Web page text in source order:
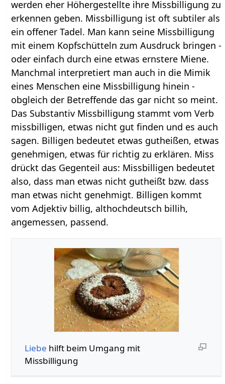
werden eher Höhergestellte ihre Missbilligung zu
erkennen geben. Missbilligung ist oft subtiler als
ein offener Tadel. Man kann seine Missbilligung
mit einem Kopfschütteln zum Ausdruck bringen -
oder einfach durch eine etwas ernstere Miene.
Manchmal interpretiert man auch in die Mimik
eines Menschen eine Missbilligung hinein -
obgleich der Betreffende das gar nicht so meint.
Das Substantiv Missbilligung stammt vom Verb
missbilligen, etwas nicht gut finden und es auch
sagen. Billigen bedeutet etwas gutheißen, etwas
genehmigen, etwas für richtig zu erklären. Miss
drückt das Gegenteil aus: Missbilligen bedeutet
also, dass man etwas nicht gutheißt bzw. dass
man etwas nicht genehmigt. Billigen kommt
vom Adjektiv billig, althochdeutsch billih,
angemessen, passend.
Liebe hilft beim Umgang mit
Missbilligung